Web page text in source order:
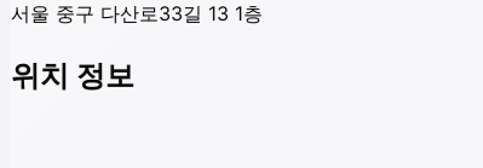
서울 중구 다산로33길 13 1층
위치 정보